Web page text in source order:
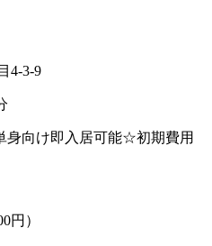
4-3-9
身向け即入居可能☆初期費用
円）